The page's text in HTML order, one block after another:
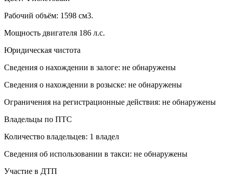
Рабочий объём: 1598 см3.
Мощность двигателя 186 л.с.
Юридическая чистота
Сведения о нахождении в залоге: не обнаружены
Сведения о нахождении в розыске: не обнаружены
Ограничения на регистрационные действия: не обнаружены
Владельцы по ПТС
Количество владельцев: 1 владел
Сведения об использовании в такси: не обнаружены
Участие в ДТП